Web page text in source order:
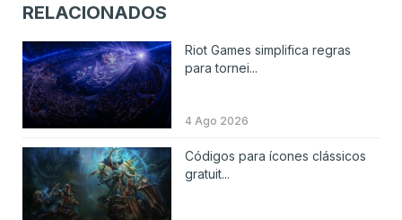
RELACIONADOS
Riot Games simplifica regras
para tornei...
4 Ago 2026
Códigos para ícones clássicos
gratuit...